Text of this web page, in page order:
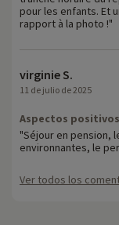
pour les enfants. Et
rapport à la photo !"
virginie S.
11 de julio de 2025
Aspectos
"Séjour en pension,
environnantes, le
Ver todos los